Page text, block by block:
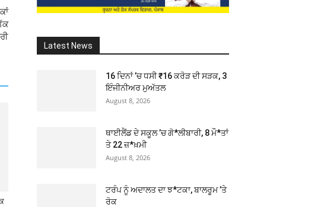
Latest News
16 ਦਿਨਾਂ ’ਚ ਧਸੀ ₹16 ਕਰੋੜ ਦੀ ਸੜਕ, 3
ਇੰਜੀਨੀਅਰ ਮੁਅੱਤਲ
August 8, 2026
ਥਾਈਲੈਂਡ ਦੇ ਸਕੂਲ ’ਚ ਗੋ*ਲੀਬਾਰੀ, 8 ਮੌ*ਤਾਂ
ਤੇ 22 ਜ਼*ਖ਼ਮੀ
August 8, 2026
ਟਰੰਪ ਨੂੰ ਅਦਾਲਤ ਦਾ ਝ*ਟਕਾ, ਬਾਲਰੂਮ ’ਤੇ
ਰੋਕ